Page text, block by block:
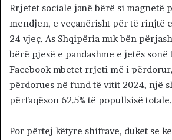
Rrjetet sociale janë bërë si magnetë
mendjen, e veçanërisht për të rinjtë
24 vjeç. As Shqipëria nuk bën
bërë pjesë e pandashme e jetës
Facebook mbetet rrjeti më i
përdorues në fund të vitit 2024, një
përfaqëson 62.5% të popullsisë totale.
Por përtej këtyre shifrave, duket se